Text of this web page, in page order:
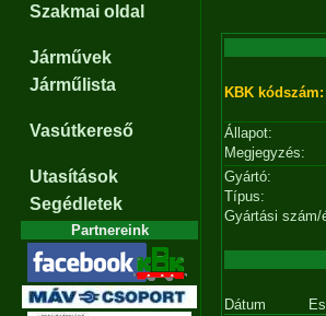
Szakmai oldal
Járművek
Járműlista
Vasútkereső
Utasítások
Segédletek
Partnereink
KBK kódszám:
Állapot:
Megjegyzés:
Gyártó:
Típus:
Gyártási szám/
Dátum